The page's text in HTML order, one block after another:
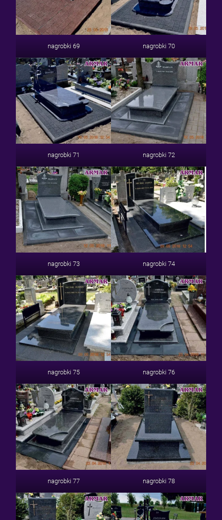
nagrobki 69 nagrobki 70
nagrobki 71 nagrobki 72
nagrobki 73 nagrobki 74
nagrobki 75 nagrobki 76
nagrobki 77 nagrobki 78